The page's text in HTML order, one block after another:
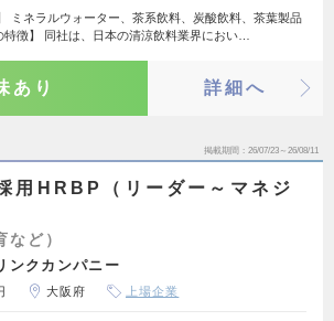
ミネラルウォーター、茶系飲料、炭酸飲料、茶葉製品
特徴】 同社は、日本の清涼飲料業界におい…
あり 詳細へ
掲載期間 26/07/23～26/08/11
用HRBP（リーダー～マネジ
など）
ンクカンパニー
大阪府 上場企業